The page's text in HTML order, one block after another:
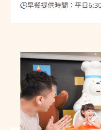
🕒早餐提供時間：平日